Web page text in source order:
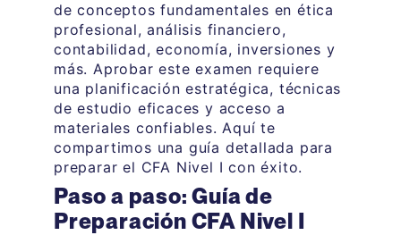
de conceptos fundamentales en ética
profesional, análisis financiero,
contabilidad, economía, inversiones y
más. Aprobar este examen requiere
una planificación estratégica, técnicas
de estudio eficaces y acceso a
materiales confiables. Aquí te
compartimos una guía detallada para
preparar el CFA Nivel I con éxito.
Paso a paso: Guía de
Preparación CFA Nivel I